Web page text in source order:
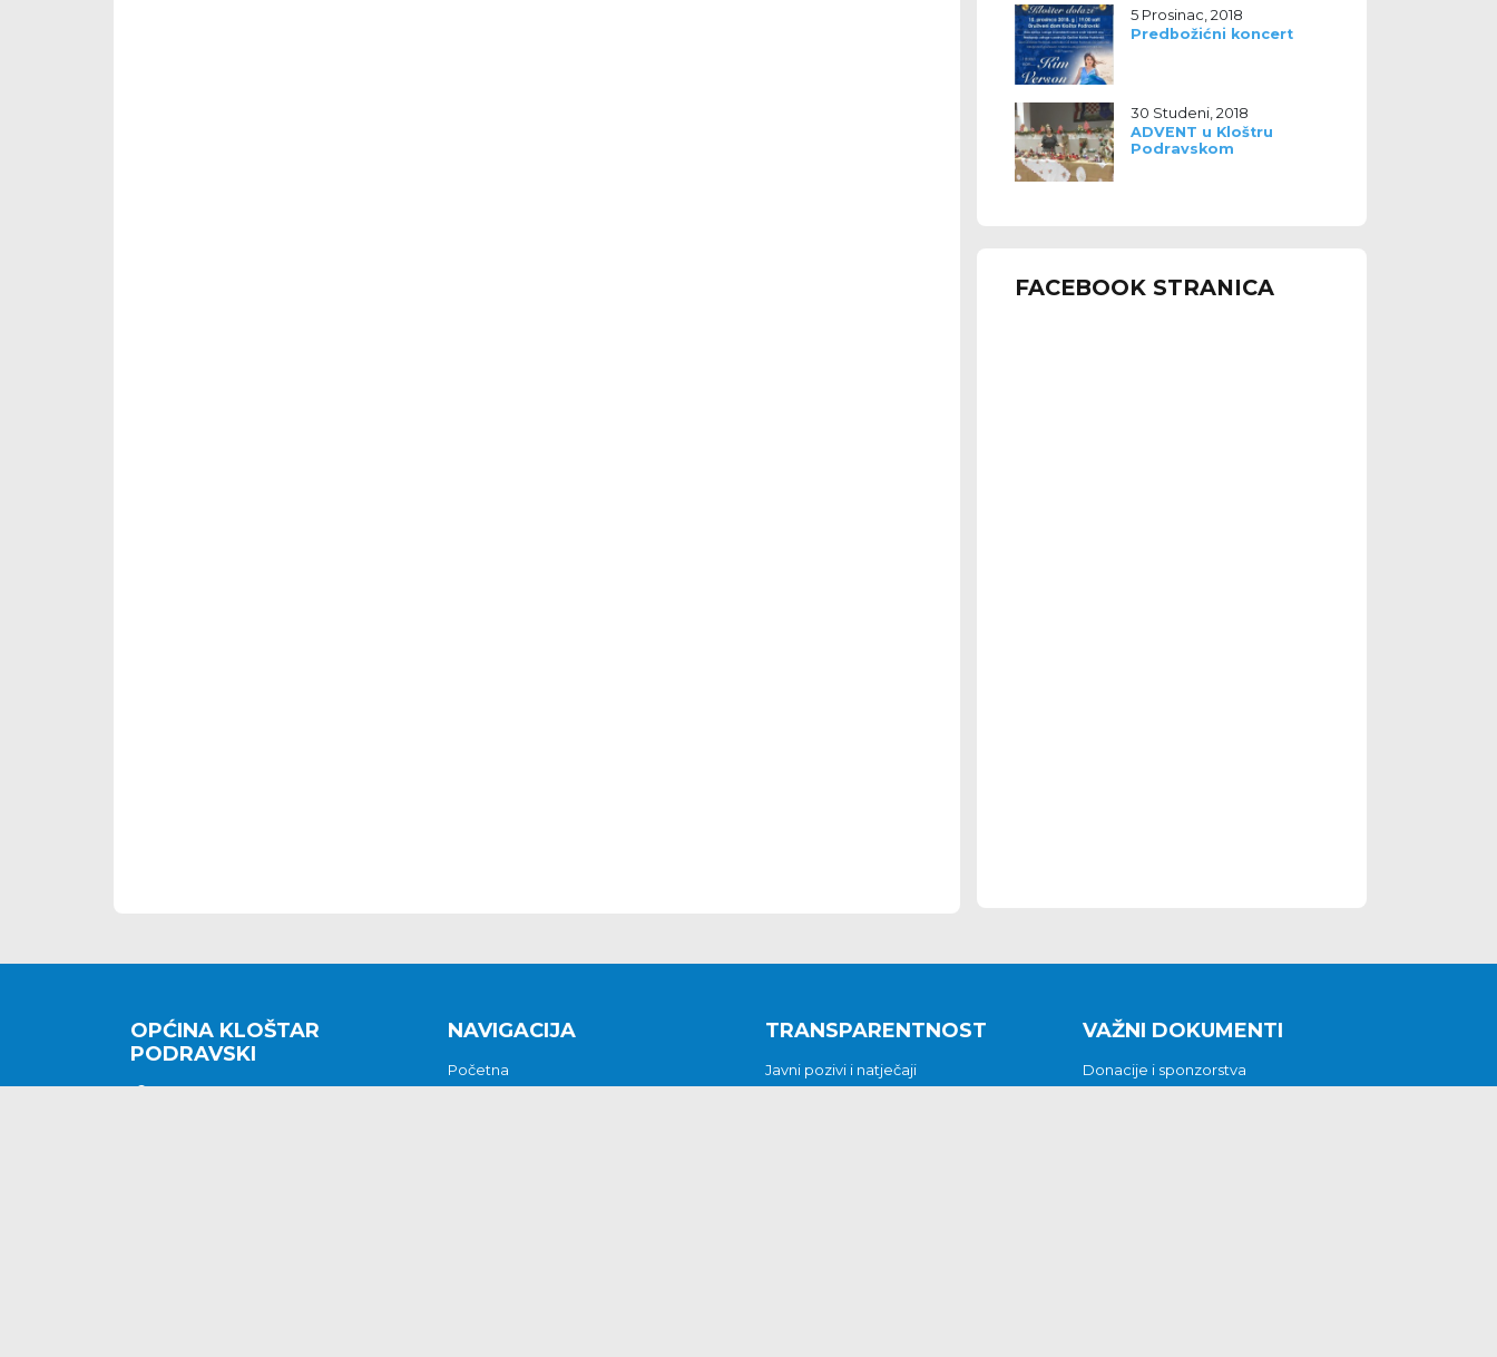
5 Prosinac, 2018
Predbožićni koncert
30 Studeni, 2018
ADVENT u Kloštru
Podravskom
FACEBOOK STRANICA
OPĆINA KLOŠTAR
PODRAVSKI
NAVIGACIJA
Početna
TRANSPARENTNOST
Javni pozivi i natječaji
VAŽNI DOKUMENTI
Donacije i sponzorstva